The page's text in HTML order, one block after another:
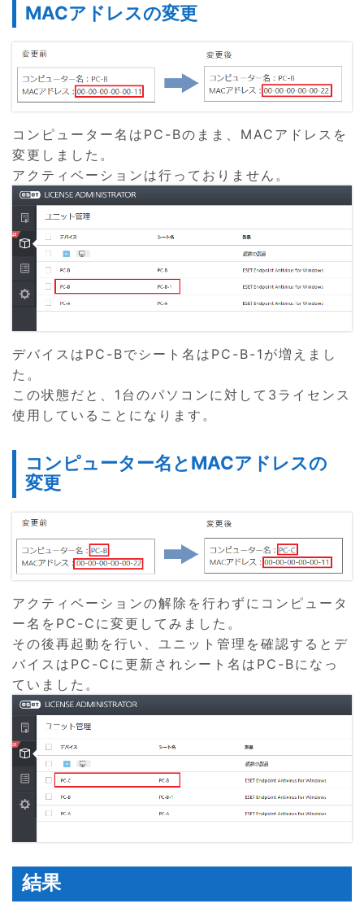
MACアドレスの変更
コンピューター名はPC-Bのまま、MACアドレスを
変更しました。
アクティベーションは行っておりません。
デバイスはPC-Bでシート名はPC-B-1が増えまし
た。
この状態だと、1台のパソコンに対して3ライセンス
使用していることになります。
コンピューター名とMACアドレスの
変更
アクティベーションの解除を行わずにコンピュータ
ー名をPC-Cに変更してみました。
その後再起動を行い、ユニット管理を確認するとデ
バイスはPC-Cに更新されシート名はPC-Bになっ
ていました。
結果